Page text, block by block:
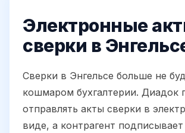
Электронные
сверки в
Сверки в Энгельсе больше не
кошмаром бухгалтерии. Диадок
отправлять акты сверки в
виде, а контрагент